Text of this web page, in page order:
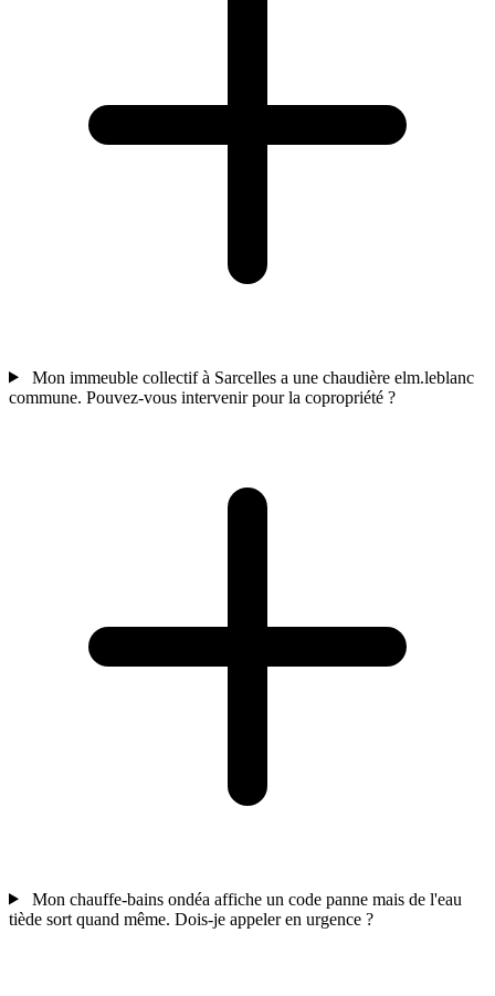
Mon immeuble collectif à Sarcelles a une chaudière elm.leblanc
commune. Pouvez-vous intervenir pour la copropriété ?
Mon chauffe-bains ondéa affiche un code panne mais de l'eau
tiède sort quand même. Dois-je appeler en urgence ?